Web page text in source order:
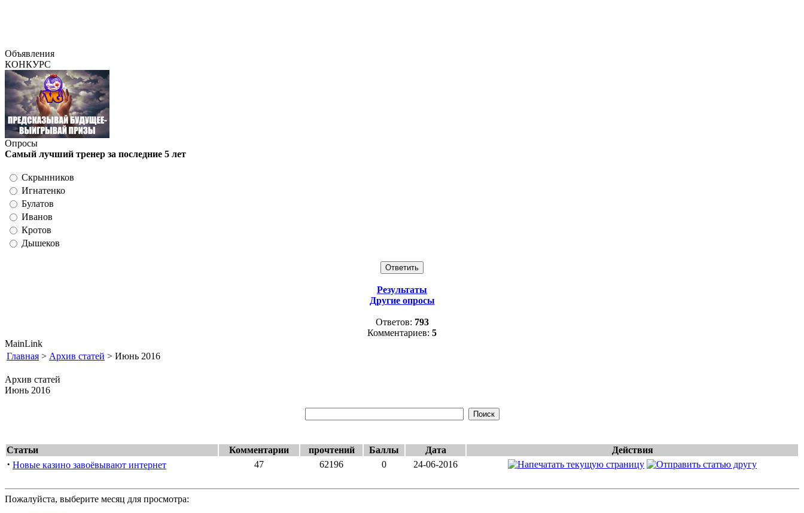
Объявления
КОНКУРС
Опросы
Самый лучший тренер за последние 5 лет
Скрынников
Игнатенко
Булатов
Иванов
Кротов
Дышеков
Результаты
Другие опросы
Ответов: 793
Комментариев: 5
MainLink
Главная > Архив статей > Июнь 2016
Архив статей
Июнь 2016
Статьи Комментарии прочтений Баллы Дата Действия
· Новые казино завоёвывают интернет 47 62196 0 24-06-2016
Пожалуйста, выберите месяц для просмотра: